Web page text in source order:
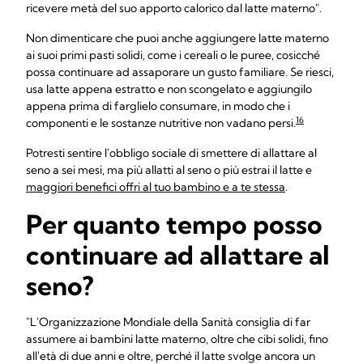
ricevere metà del suo apporto calorico dal latte materno".
Non dimenticare che puoi anche aggiungere latte materno
ai suoi primi pasti solidi, come i cereali o le puree, cosicché
possa continuare ad assaporare un gusto familiare. Se riesci,
usa latte appena estratto e non scongelato e aggiungilo
appena prima di farglielo consumare, in modo che i
componenti e le sostanze nutritive non vadano persi.16
Potresti sentire l'obbligo sociale di smettere di allattare al
seno a sei mesi, ma più allatti al seno o più estrai il latte e
maggiori benefici offri al tuo bambino e a te stessa.
Per quanto tempo posso
continuare ad allattare al
seno?
"L'Organizzazione Mondiale della Sanità consiglia di far
assumere ai bambini latte materno, oltre che cibi solidi, fino
all'età di due anni e oltre, perché il latte svolge ancora un